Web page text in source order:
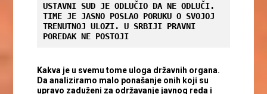
USTAVNI SUD JE ODLUČIO DA NE ODLUČI.
TIME JE JASNO POSLAO PORUKU O SVOJOJ
TRENUTNOJ ULOZI. U SRBIJI PRAVNI
POREDAK NE POSTOJI
Kakva je u svemu tome uloga državnih organa.
Da analiziramo malo ponašanje onih koji su
upravo zaduženi za održavanje javnog reda i